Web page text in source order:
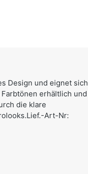
Design und eignet sich
erhältlich und
die klare
Art-Nr: